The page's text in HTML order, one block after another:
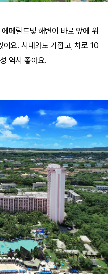
에메랄드빛 해변이 바로 앞에 위
어요. 시내와도 가깝고, 차로 10
역시 좋아요.